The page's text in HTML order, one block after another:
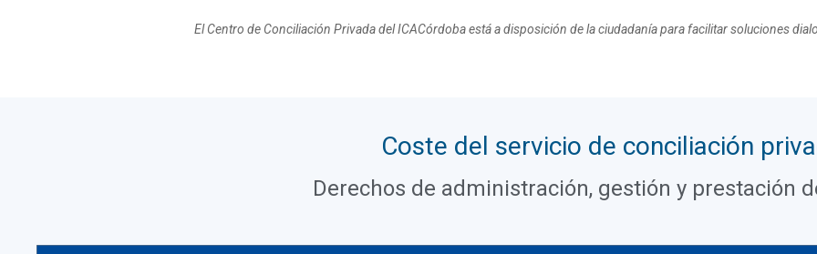
El Centro de Conciliación Privada del ICACórdoba está a disposición de la ciudadanía para facilitar soluciones
Coste del servicio de conciliación
Derechos de administración, gestión y prestación